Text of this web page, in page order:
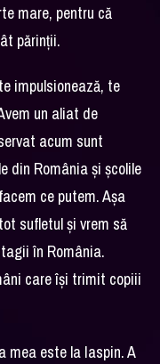
mare, pentru că
părinții.
impulsionează, te
un aliat de
acum sunt
din România și școlile
ce putem. Așa
sufletul și vrem să
în România.
care își trimit copiii
mea este la Iaspin. A